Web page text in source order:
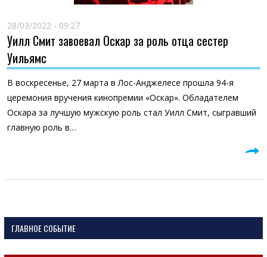
28/03/2022 - 09:27
Уилл Смит завоевал Оскар за роль отца сестер
Уильямс
В воскресенье, 27 марта в Лос-Анджелесе прошла 94-я
церемония вручения кинопремии «Оскар». Обладателем
Оскара за лучшую мужскую роль стал Уилл Смит, сыгравший
главную роль в…
ГЛАВНОЕ СОБЫТИЕ